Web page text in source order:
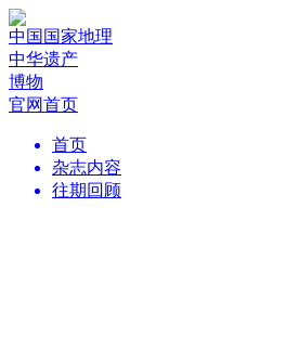
中国国家地理
中华遗产
博物
官网首页
首页
杂志内容
往期回顾